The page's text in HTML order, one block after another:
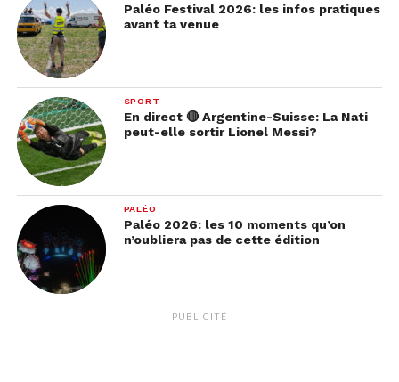
Paléo Festival 2026: les infos pratiques
avant ta venue
SPORT
En direct 🔴 Argentine-Suisse: La Nati
peut-elle sortir Lionel Messi?
PALÉO
Paléo 2026: les 10 moments qu’on
n’oubliera pas de cette édition
PUBLICITÉ